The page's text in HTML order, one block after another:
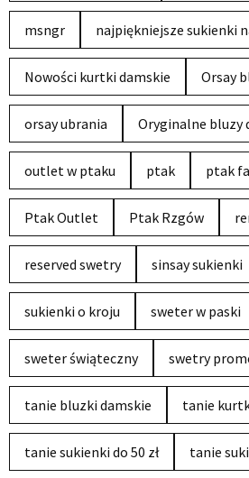
msngr najpiękniejsze sukienki
Nowości kurtki damskie Orsay
orsay ubrania Oryginalne bluzy
outlet w ptaku ptak ptak
Ptak Outlet Ptak Rzgów
reserved swetry sinsay sukienki
sukienki o kroju sweter w paski
sweter świąteczny swetry
tanie bluzki damskie tanie
tanie sukienki do 50 zł tanie